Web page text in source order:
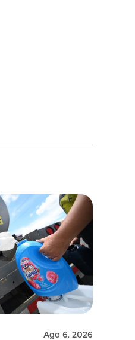
Ago 6, 2026